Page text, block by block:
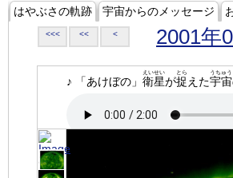
はやぶさの軌跡 宇宙からのメッセージ
<<< << < 2001年
♪ 「あけぼの」 衛星
えいせい
が捉
とら
えた宇宙
うちゅう